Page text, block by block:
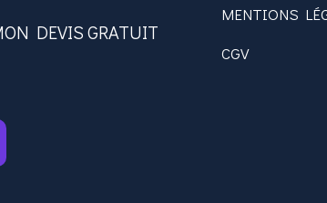
DEVIS GRATUIT
MENTIONS
CGV